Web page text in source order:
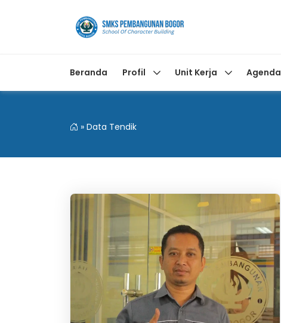
Beranda Profil Unit Kerja Agenda
» Data Tendik